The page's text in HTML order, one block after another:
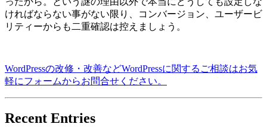
ければならない事がない限り、コンバージョン、ユーザービ
リティーからも二重確認は控えましょう。
WordPressの改修・改善などWordPressに関するご相談はお気
軽にフォームからお問合せください。
Recent Entries